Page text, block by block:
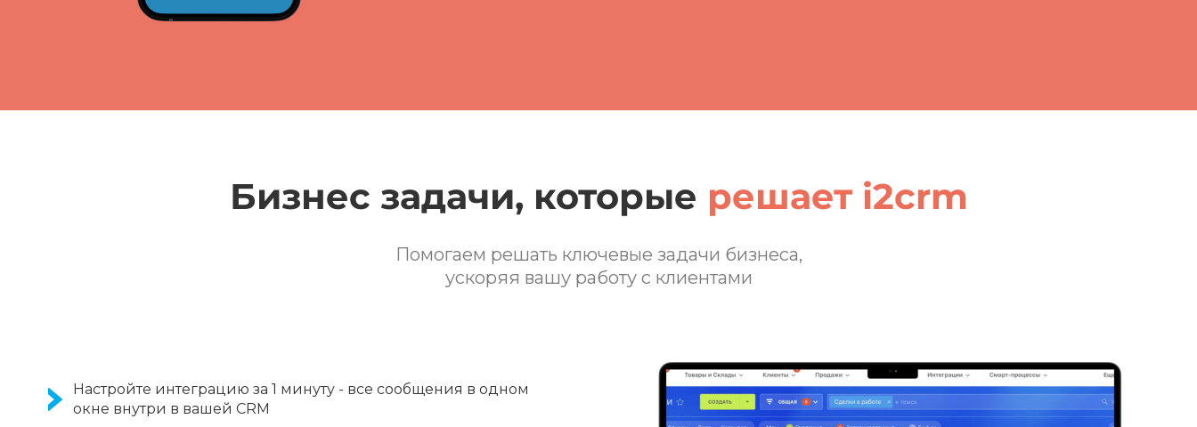
Бизнес задачи, которые решает i2crm
Помогаем решать ключевые задачи бизнеса,
ускоряя вашу работу с клиентами
Настройте интеграцию за 1 минуту - все сообщения в одном
окне внутри в вашей CRM